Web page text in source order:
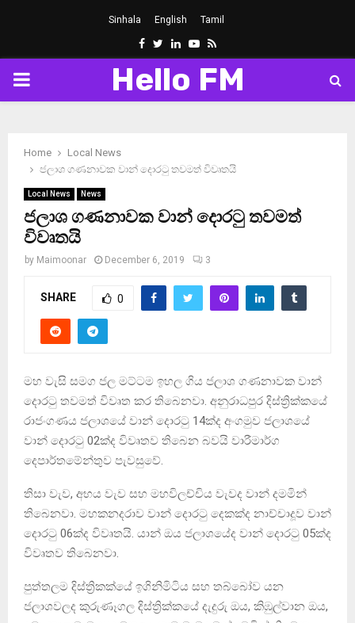
Sinhala English Tamil
Facebook
Twitter
LinkedinYoutube
Rss
PRIMARY
Hello FM
Home
Local News
ජලාශ ගණනාවක වාන් දොරටු තවමත් විවෘතයි
Local News News
ජලාශ ගණනාවක වාන් දොරටු තවමත්
විවෘතයි
by Maimoonar December 6, 2019 3
SHARE 0
මහ වැසි සමග ජල මට්ටම ඉහල ගිය ජලාශ ගණනාවක වාන්
දොරටු තවමත් විවෘත කර තිබෙනවා. අනුරාධපුර දිස්ත්‍රික්කයේ
රාජංගණය ජලාශයේ වාන් දොරටු 14ක්ද අංගමුව ජලාශයේ
වාන් දොරටු 02ක්ද විවෘතව තිබෙන බවයි වාරීමාර්ග
දෙපාර්තමේන්තුව පැවසුවේ.
තිසා වැව, අභය වැව සහ මහවිලච්චිය වැවද වාන් දමමින්
තිබෙනවා. මහකනදරාව වාන් දොරටු දෙකක්ද නාච්චාදූව වාන්
දොරටු 06ක්ද විවෘතයි. යාන් ඔය ජලාශයේද වාන් දොරටු 05ක්ද
විවෘතව තිබෙනවා.
පුත්තලම දිස්ත්‍රිකක්යේ ඉගිනිමිටිය සහ තබ්බෝව යන
ජලාශවලද කුරුණෑගල දිස්ත්‍රික්කයේ දැදුරු ඔය, කිඹුල්වාන ඔය,